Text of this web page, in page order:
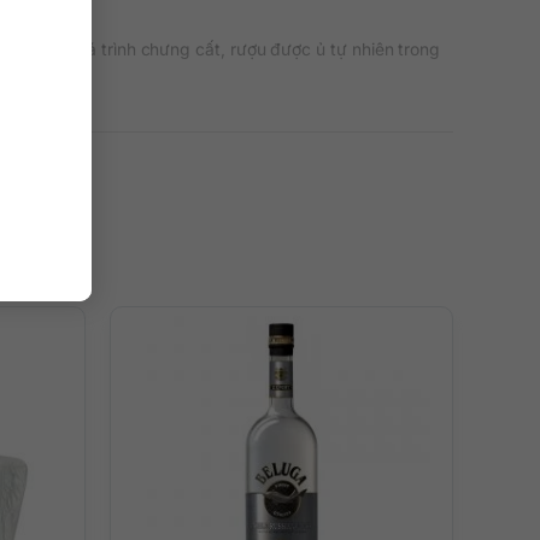
Sau quá trình chưng cất, rượu được ủ tự nhiên trong
vừa đủ để làm quà biếu hoặc sử dụng trong những
đá hoặc pha cocktail nhẹ. Sự tinh khiết của dòng